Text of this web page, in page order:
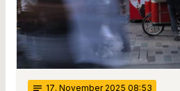
notes 17. November 2025 08:53